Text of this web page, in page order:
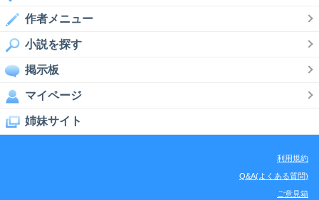
作者メニュー
小説を探す
掲示板
マイページ
姉妹サイト
利用規約
Q&A(よくある質問)
ご意見箱